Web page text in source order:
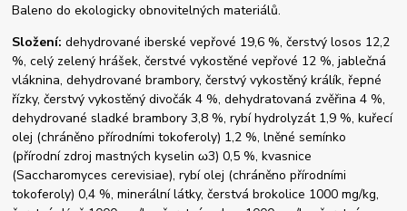
Baleno do ekologicky obnovitelných materiálů.
Složení: dehydrované iberské vepřové 19,6 %, čerstvý losos 12,2
%, celý zelený hrášek, čerstvé vykostěné vepřové 12 %, jablečná
vláknina, dehydrované brambory, čerstvý vykostěný králík, řepné
řízky, čerstvý vykostěný divočák 4 %, dehydratovaná zvěřina 4 %,
dehydrované sladké brambory 3,8 %, rybí hydrolyzát 1,9 %, kuřecí
olej (chráněno přírodními tokoferoly) 1,2 %, lněné semínko
(přírodní zdroj mastných kyselin ω3) 0,5 %, kvasnice
(Saccharomyces cerevisiae), rybí olej (chráněno přírodními
tokoferoly) 0,4 %, minerální látky, čerstvá brokolice 1000 mg/kg,